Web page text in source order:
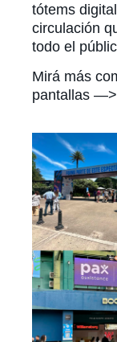
tótems
circulación
todo el
Mirá más
pantallas